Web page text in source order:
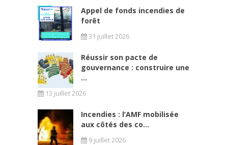
Appel de fonds incendies de
forêt
31 juillet 2026
Réussir son pacte de
gouvernance : construire une
...
13 juillet 2026
Incendies : l’AMF mobilisée
aux côtés des co...
9 juillet 2026